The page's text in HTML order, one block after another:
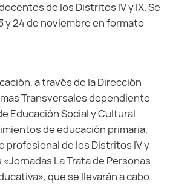
de los Distritos IV y IX. Se
y 24 de noviembre en formato
a través de la Dirección
Transversales dependiente
Educación Social y Cultural
de educación primaria,
profesional de los Distritos IV y
«Jornadas La Trata de Personas
que se llevarán a cabo